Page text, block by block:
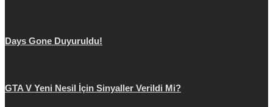
Days Gone Duyuruldu!
GTA V Yeni Nesil İçin Sinyaller Verildi Mi?